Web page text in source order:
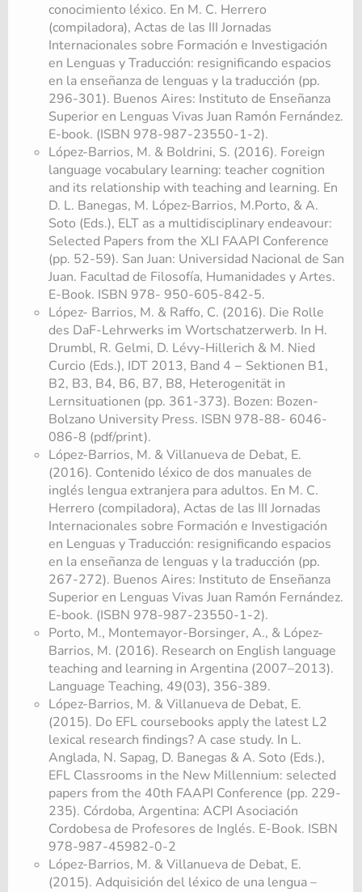
conocimiento léxico. En M. C. Herrero
(compiladora), Actas de las III Jornadas
Internacionales sobre Formación e Investigación
en Lenguas y Traducción: resignificando espacios
en la enseñanza de lenguas y la traducción (pp.
296-301). Buenos Aires: Instituto de Enseñanza
Superior en Lenguas Vivas Juan Ramón Fernández.
E-book. (ISBN 978-987-23550-1-2).
López-Barrios, M. & Boldrini, S. (2016). Foreign
language vocabulary learning: teacher cognition
and its relationship with teaching and learning. En
D. L. Banegas, M. López-Barrios, M.Porto, & A.
Soto (Eds.), ELT as a multidisciplinary endeavour:
Selected Papers from the XLI FAAPI Conference
(pp. 52-59). San Juan: Universidad Nacional de San
Juan. Facultad de Filosofía, Humanidades y Artes.
E-Book. ISBN 978- 950-605-842-5.
López- Barrios, M. & Raffo, C. (2016). Die Rolle
des DaF-Lehrwerks im Wortschatzerwerb. In H.
Drumbl, R. Gelmi, D. Lévy-Hillerich & M. Nied
Curcio (Eds.), IDT 2013, Band 4 − Sektionen B1,
B2, B3, B4, B6, B7, B8, Heterogenität in
Lernsituationen (pp. 361-373). Bozen: Bozen-
Bolzano University Press. ISBN 978-88- 6046-
086-8 (pdf/print).
López-Barrios, M. & Villanueva de Debat, E.
(2016). Contenido léxico de dos manuales de
inglés lengua extranjera para adultos. En M. C.
Herrero (compiladora), Actas de las III Jornadas
Internacionales sobre Formación e Investigación
en Lenguas y Traducción: resignificando espacios
en la enseñanza de lenguas y la traducción (pp.
267-272). Buenos Aires: Instituto de Enseñanza
Superior en Lenguas Vivas Juan Ramón Fernández.
E-book. (ISBN 978-987-23550-1-2).
Porto, M., Montemayor-Borsinger, A., & López-
Barrios, M. (2016). Research on English language
teaching and learning in Argentina (2007–2013).
Language Teaching, 49(03), 356-389.
López-Barrios, M. & Villanueva de Debat, E.
(2015). Do EFL coursebooks apply the latest L2
lexical research findings? A case study. In L.
Anglada, N. Sapag, D. Banegas & A. Soto (Eds.),
EFL Classrooms in the New Millennium: selected
papers from the 40th FAAPI Conference (pp. 229-
235). Córdoba, Argentina: ACPI Asociación
Cordobesa de Profesores de Inglés. E-Book. ISBN
978-987-45982-0-2
López-Barrios, M. & Villanueva de Debat, E.
(2015). Adquisición del léxico de una lengua –